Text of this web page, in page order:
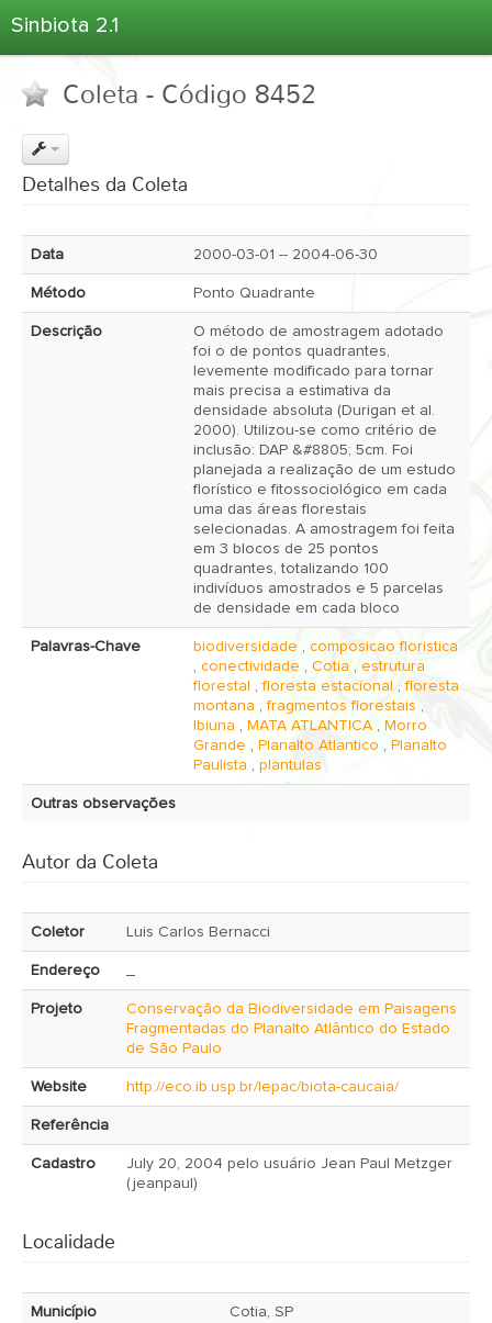
Sinbiota 2.1
Informações Ambientais
Coletas
Atlas 2.1
Estatísticas
Coleta - Código 8452
Detalhes da Coleta
Data 2000-03-01 -- 2004-06-30
Método Ponto Quadrante
Descrição
O método de amostragem adotado
foi o de pontos quadrantes,
levemente modificado para tornar
mais precisa a estimativa da
densidade absoluta (Durigan et al.
2000). Utilizou-se como critério de
inclusão: DAP &#8805; 5cm. Foi
planejada a realização de um estudo
florístico e fitossociológico em cada
uma das áreas florestais
selecionadas. A amostragem foi feita
em 3 blocos de 25 pontos
quadrantes, totalizando 100
indivíduos amostrados e 5 parcelas
de densidade em cada bloco
Palavras-Chave biodiversidade , composicao floristica
, conectividade , Cotia , estrutura
florestal
,floresta estacional ,floresta
montana ,fragmentos florestais ,
Ibiuna , MATA ATLANTICA , Morro
Grande , Planalto Atlantico , Planalto
Paulista , plantulas
Outras observações
Autor da Coleta
Coletor Luis Carlos Bernacci
Endereço
Projeto
Conservação da Biodiversidade em Paisagens
Fragmentadas do Planalto Atlântico do Estado
de São Paulo
Website http://eco.ib.usp.br/lepac/biota-caucaia/
Referência
Cadastro
July 20, 2004 pelo usuário Jean Paul Metzger
(jeanpaul)
Localidade
Município Cotia, SP